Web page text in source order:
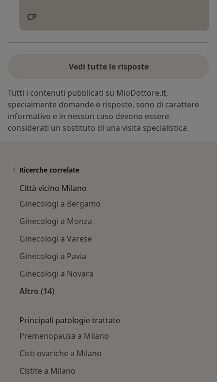
CP
Vedi tutte le risposte
Tutti i contenuti pubblicati su MioDottore.it,
specialmente domande e risposte, sono di carattere
informativo e in nessun caso devono essere
considerati un sostituto di una visita specialistica.
Ricerche correlate
Città vicino Milano
Ginecologi a Bergamo
Ginecologi a Monza
Ginecologi a Varese
Ginecologi a Pavia
Ginecologi a Novara
Altro (14)
Principali patologie trattate
Premenopausa a Milano
Cisti ovariche a Milano
Cistite a Milano